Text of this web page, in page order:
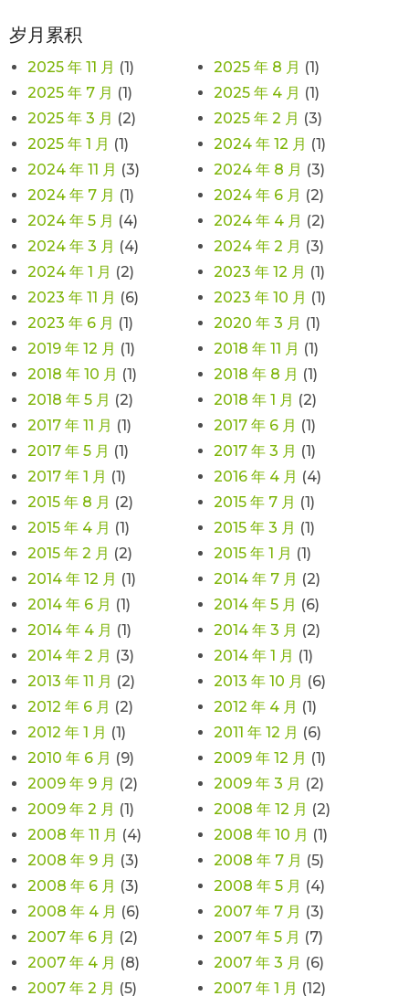
岁月累积
2025 年 11 月 (1) 2025 年 8 月 (1)
2025 年 7 月 (1) 2025 年 4 月 (1)
2025 年 3 月 (2) 2025 年 2 月 (3)
2025 年 1 月 (1) 2024 年 12 月 (1)
2024 年 11 月 (3) 2024 年 8 月 (3)
2024 年 7 月 (1) 2024 年 6 月 (2)
2024 年 5 月 (4) 2024 年 4 月 (2)
2024 年 3 月 (4) 2024 年 2 月 (3)
2024 年 1 月 (2) 2023 年 12 月 (1)
2023 年 11 月 (6) 2023 年 10 月 (1)
2023 年 6 月 (1) 2020 年 3 月 (1)
2019 年 12 月 (1) 2018 年 11 月 (1)
2018 年 10 月 (1) 2018 年 8 月 (1)
2018 年 5 月 (2) 2018 年 1 月 (2)
2017 年 11 月 (1) 2017 年 6 月 (1)
2017 年 5 月 (1) 2017 年 3 月 (1)
2017 年 1 月 (1) 2016 年 4 月 (4)
2015 年 8 月 (2) 2015 年 7 月 (1)
2015 年 4 月 (1) 2015 年 3 月 (1)
2015 年 2 月 (2) 2015 年 1 月 (1)
2014 年 12 月 (1) 2014 年 7 月 (2)
2014 年 6 月 (1) 2014 年 5 月 (6)
2014 年 4 月 (1) 2014 年 3 月 (2)
2014 年 2 月 (3) 2014 年 1 月 (1)
2013 年 11 月 (2) 2013 年 10 月 (6)
2012 年 6 月 (2) 2012 年 4 月 (1)
2012 年 1 月 (1) 2011 年 12 月 (6)
2010 年 6 月 (9) 2009 年 12 月 (1)
2009 年 9 月 (2) 2009 年 3 月 (2)
2009 年 2 月 (1) 2008 年 12 月 (2)
2008 年 11 月 (4) 2008 年 10 月 (1)
2008 年 9 月 (3) 2008 年 7 月 (5)
2008 年 6 月 (3) 2008 年 5 月 (4)
2008 年 4 月 (6) 2007 年 7 月 (3)
2007 年 6 月 (2) 2007 年 5 月 (7)
2007 年 4 月 (8) 2007 年 3 月 (6)
2007 年 2 月 (5) 2007 年 1 月 (12)